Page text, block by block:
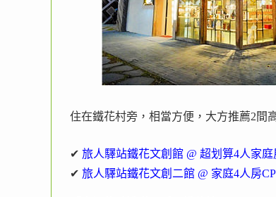
住在鐵花村旁，相當方便，大方推薦2間
✔ 旅人驛站鐵花文創館 @ 超划算4人家
✔ 旅人驛站鐵花文創二館 @ 家庭4人房